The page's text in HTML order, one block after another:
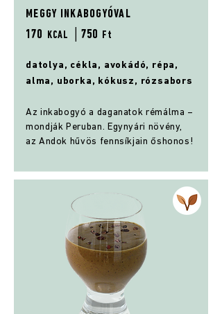
datolya, cékla, avokádó, répa,
alma, uborka, kókusz, rózsabors
Az inkabogyó a daganatok rémálma –
mondják Peruban. Egynyári növény,
az Andok hűvös fennsíkjain őshonos!
MEGGY INKABOGYÓVAL
170 KCAL │750 Ft